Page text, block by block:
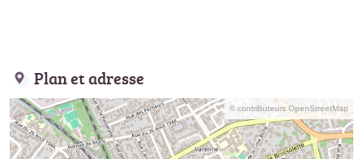
Plan et adresse
© contributeurs OpenStreetMap